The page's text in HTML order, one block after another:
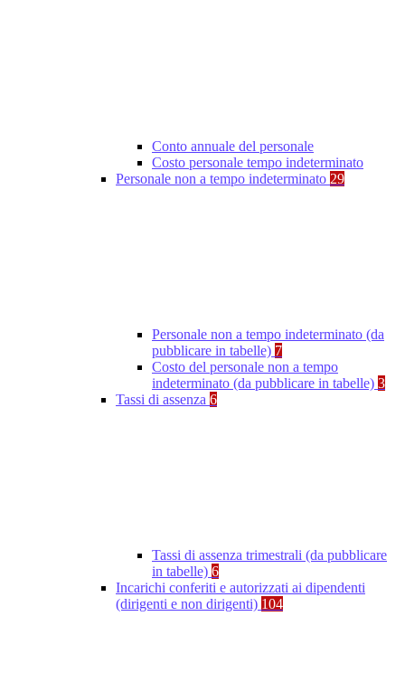
Conto annuale del personale
Costo personale tempo indeterminato
Personale non a tempo indeterminato 29
Personale non a tempo indeterminato (da
pubblicare in tabelle) 7
Costo del personale non a tempo
indeterminato (da pubblicare in tabelle) 3
Tassi di assenza 6
Tassi di assenza trimestrali (da pubblicare
in tabelle) 6
Incarichi conferiti e autorizzati ai dipendenti
(dirigenti e non dirigenti) 104